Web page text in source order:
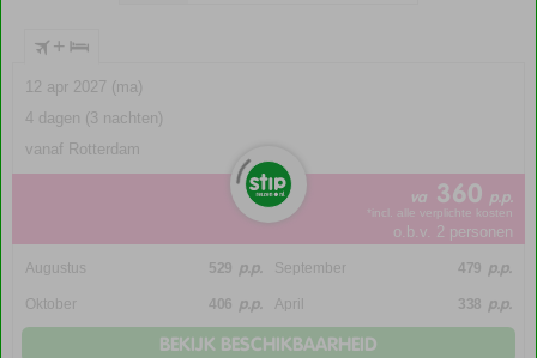
+
12 apr 2027 (ma)
4 dagen (3 nachten)
vanaf Rotterdam
va 360 p.p.
*incl. alle verplichte kosten
o.b.v. 2 personen
Augustus 529 p.p. September 479 p.p.
Oktober 406 p.p. April 338 p.p.
BEKIJK BESCHIKBAARHEID